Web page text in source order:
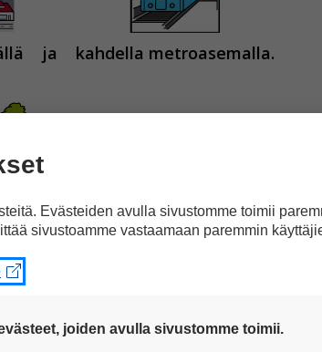
ja kahdella metroasemalla.
Evästeiden avulla sivustomme toimii
sivustoamme vastaamaan paremmin
joiden avulla sivustomme toimii.